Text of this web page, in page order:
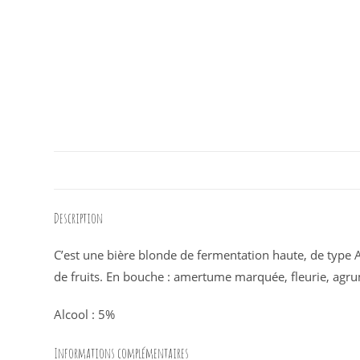
Description
C’est une bière blonde de fermentation haute, de
de fruits. En bouche : amertume marquée, fleurie,
Alcool : 5%
Informations complémentaires